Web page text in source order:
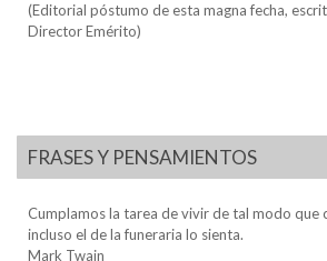
(Editorial póstumo de esta magna fecha,
Director Emérito)
FRASES Y PENSAMIENTOS
Cumplamos la tarea de vivir de tal modo que
incluso el de la funeraria lo sienta.
Mark Twain